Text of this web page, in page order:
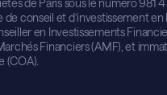
de Paris sous le numéro 981
conseil et d’investissement
en Investissements
Financiers (AMF), et
(COA).